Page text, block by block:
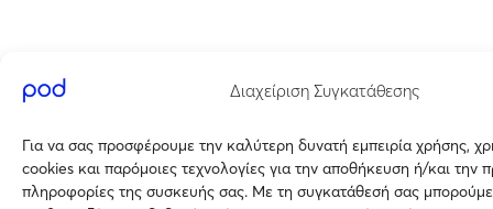
Διαχείριση Συγκατάθεσης
Για να σας προσφέρουμε την καλύτερη δυνατή εμπειρία χρήσης,
cookies και παρόμοιες τεχνολογίες για την αποθήκευση ή/και την
πληροφορίες της συσκευής σας. Με τη συγκατάθεσή σας